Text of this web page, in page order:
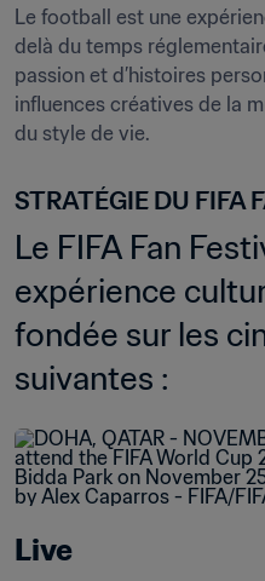
Le football est une
delà du temps
passion et d’histoires
influences créatives de la
du style de vie.
STRATÉGIE DU FIFA
Le FIFA Fan
expérience
fondée sur les
suivantes :
Live